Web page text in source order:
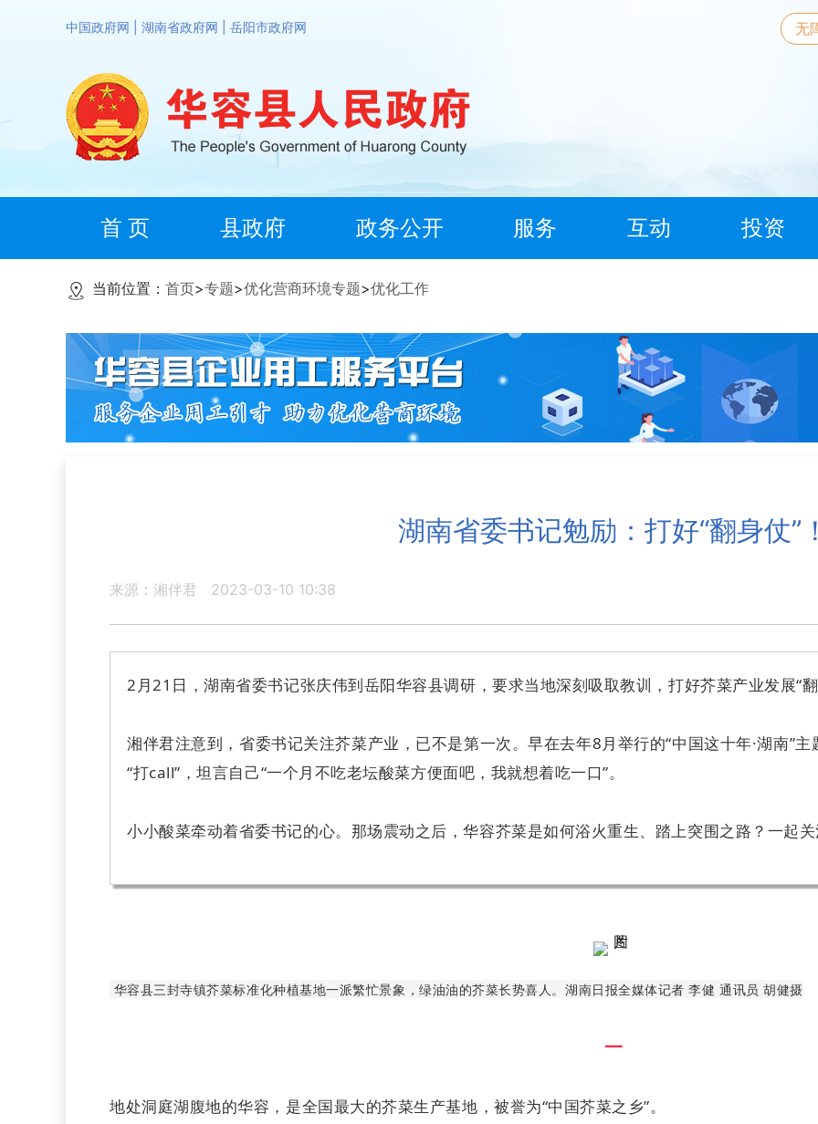
中国政府网 湖南省政府网 岳阳市政府网 无
首 页 县政府 政务公开 服务 互动 投资
当前位置： 首页>专题>优化营商环境专题>优化工作
湖南省委书记勉励：打好“翻身仗”！
来源：湘伴君 2023-03-10 10:38
2月21日，湖南省委书记张庆伟到岳阳华容县调研，要求当地深刻吸取教训，打好芥菜产业发展“翻
湘伴君注意到，省委书记关注芥菜产业，已不是第一次。早在去年8月举行的“中国这十年·湖南”
“打call”，坦言自己“一个月不吃老坛酸菜方便面吧，我就想着吃一口”。
小小酸菜牵动着省委书记的心。那场震动之后，华容芥菜是如何浴火重生、踏上突围之路？一起关
华容县三封寺镇芥菜标准化种植基地一派繁忙景象，绿油油的芥菜长势喜人。湖南日报全媒体记者 李健 通讯员 胡健摄
一
地处洞庭湖腹地的华容，是全国最大的芥菜生产基地，被誉为“中国芥菜之乡”。